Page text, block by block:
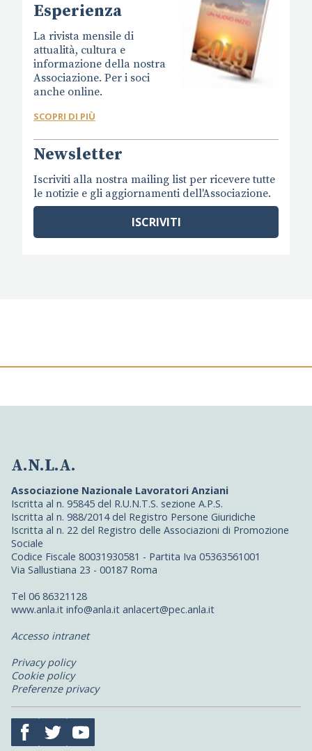
Esperienza
La rivista mensile di
attualità, cultura e
informazione della nostra
Associazione. Per i soci
anche online.
SCOPRI DI PIÙ
Newsletter
Iscriviti alla nostra mailing list per ricevere tutte
le notizie e gli aggiornamenti dell'Associazione.
ISCRIVITI
A.N.L.A.
Associazione Nazionale Lavoratori Anziani
Iscritta al n. 95845 del R.U.N.T.S. sezione A.P.S.
Iscritta al n. 988/2014 del Registro Persone Giuridiche
Iscritta al n. 22 del Registro delle Associazioni di Promozione
Sociale
Codice Fiscale 80031930581 - Partita Iva 05363561001
Via Sallustiana 23 - 00187 Roma
Tel 06 86321128
www.anla.it info@anla.it anlacert@pec.anla.it
Accesso intranet
Privacy policy
Cookie policy
Preferenze privacy